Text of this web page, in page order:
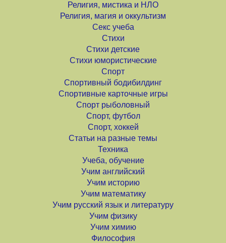
Религия, мистика и НЛО
Религия, магия и оккультизм
Секс учеба
Стихи
Стихи детские
Стихи юмористические
Спорт
Спортивный бодибилдинг
Спортивные карточные игры
Спорт рыболовный
Спорт, футбол
Спорт, хоккей
Статьи на разные темы
Техника
Учеба, обучение
Учим английский
Учим историю
Учим математику
Учим русский язык и литературу
Учим физику
Учим химию
Философия